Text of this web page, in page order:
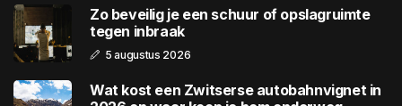
Zo beveilig je een schuur of opslagruimte
tegen inbraak
5 augustus 2026
Wat kost een Zwitserse autobahnvignet in